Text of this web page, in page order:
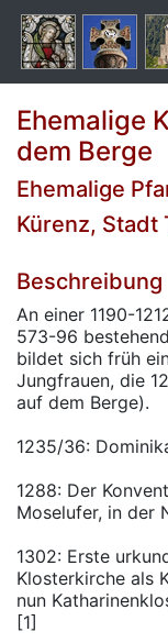
Ehemalige
dem Berge
Ehemalige
Kürenz, Stadt
Beschreibung
An einer 1190-
573-96
bildet sich früh
Jungfrauen, die
auf dem Berge).
1235/36:
1288: Der
Moselufer, in der
1302: Erste
Klosterkirche als
nun
[1]